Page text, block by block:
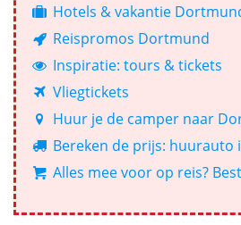
Hotels & vakantie
Reispromos Dortmund
Inspiratie: tours & tickets
Vliegtickets
Huur je de camper naar
Bereken de prijs: huurauto
Alles mee voor op reis?